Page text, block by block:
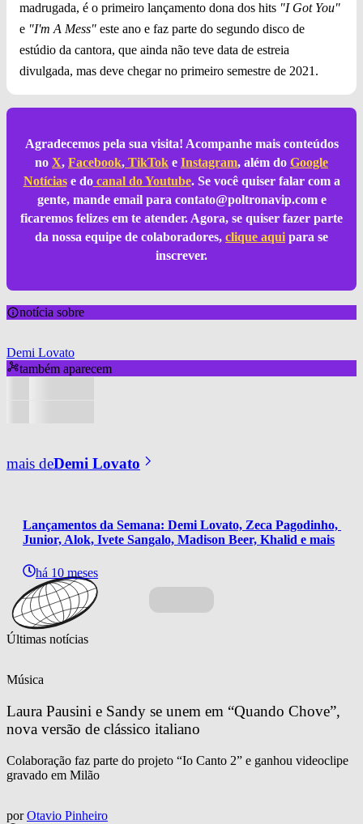
madrugada, é o primeiro lançamento dona dos hits "I Got You"
e "I'm A Mess" este ano e faz parte do segundo disco de
estúdio da cantora, que ainda não teve data de estreia
divulgada, mas deve chegar no primeiro semestre de 2021.
Agradecemos pela sua visita! Acompanhe mais conteúdos
no X, Facebook, TikTok e Instagram, além do Google
Notíciase docanal do Youtube. Se você quiser falar com a
gente, mande email para contato@poltronavip.come
ficaremos felizes em te atender. Agora, se quiser fazer parte
da nossa equipe de colaboradores, clique aqui para se
inscrever.
notícia sobre
Demi Lovato
também aparecem
mais deDemi Lovato
Lançamentos da Semana: Demi Lovato, Zeca Pagodinho,
Junior, Alok, Ivete Sangalo, Madison Beer, Khalid e mais
há 10 meses
Últimas notícias
Música
Laura Pausini e Sandy se unem em “Quando Chove”,
nova versão de clássico italiano
Colaboração faz parte do projeto “Io Canto 2” e ganhou videoclipe
gravado em Milão
por Otavio Pinheiro